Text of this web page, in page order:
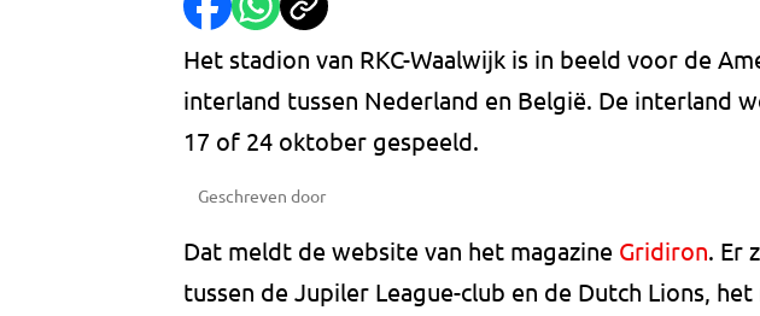
Het stadion van RKC-Waalwijk is in beeld voor de
interland tussen Nederland en België. De interland
17 of 24 oktober gespeeld.
Geschreven door
Dat meldt de website van het magazine Gridiron. Er
tussen de Jupiler League-club en de Dutch Lions,